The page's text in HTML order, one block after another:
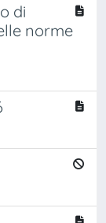
di
norme